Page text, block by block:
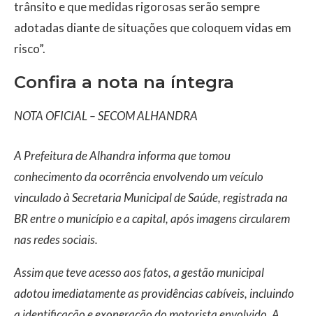
trânsito e que medidas rigorosas serão sempre
adotadas diante de situações que coloquem vidas em
risco”.
Confira a nota na íntegra
NOTA OFICIAL – SECOM ALHANDRA
A Prefeitura de Alhandra informa que tomou
conhecimento da ocorrência envolvendo um veículo
vinculado à Secretaria Municipal de Saúde, registrada na
BR entre o município e a capital, após imagens circularem
nas redes sociais.
Assim que teve acesso aos fatos, a gestão municipal
adotou imediatamente as providências cabíveis, incluindo